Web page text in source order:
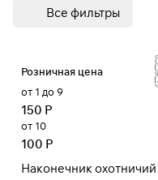
Все фильтры
Розничная цена
от 1 до 9
150 Р
от 10
100 Р
Наконечник охотничий
оплату на
25
в корзину